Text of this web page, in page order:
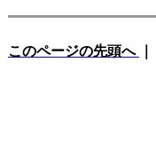
このページの先頭へ